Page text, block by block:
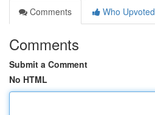
Comments
Who Upvoted
Comments
Submit a Comment
No HTML